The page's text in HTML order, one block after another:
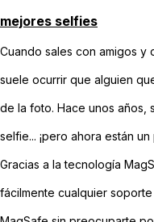
mejores selfies
Cuando sales con amigos y
suele ocurrir que alguien
de la foto. Hace unos años,
selfie... ¡pero ahora están
Gracias a la tecnología
fácilmente cualquier